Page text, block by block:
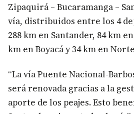
Zipaquirá – Bucaramanga –
vía, distribuidos entre los 4
288 km en Santander, 84 km
km en Boyacá y 34 km en
“La vía Puente Nacional-
será renovada gracias a la
aporte de los peajes. Esto